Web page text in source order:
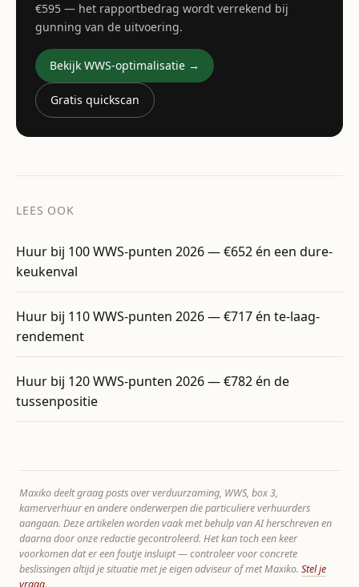
€595 — het rapportbedrag wordt verrekend bij
gunning van de uitvoering.
Bekijk WWS-optimalisatie →
Gratis quickscan
LEES OOK
Huur bij 100 WWS-punten 2026 — €652 én een dure-
keukenval
Huur bij 110 WWS-punten 2026 — €717 én te-laag-
rendement
Huur bij 120 WWS-punten 2026 — €782 én de
tussenpositie
Maxiko deelt graag posts over verduurzaming, WWS, box 3,
kamerverhuur en andere onderwerpen die particuliere verhuurders
aangaan. Deze artikelen worden vaak met behulp van AI herschreven en
daarna door onze redactie gecontroleerd. Het kan toch een keer
voorkomen dat er een foutje insluipt — controleer voor concrete
beslissingen altijd je situatie met je eigen adviseur of met Maxiko. Stel je
vraag.